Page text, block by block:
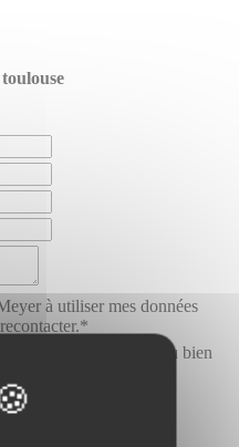
à utiliser mes données
des offres similaires au bien